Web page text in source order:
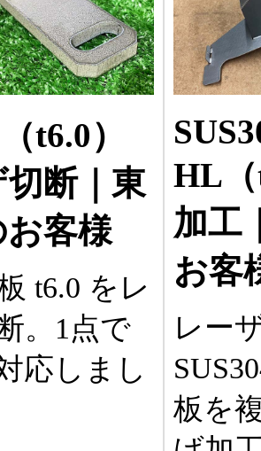
t6.0）
切断｜東
客様
t6.0 をレ
。1点で
応しまし
HL
加工
お客
レー
板を